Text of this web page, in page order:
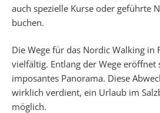
auch spezielle Kurse oder geführte
buchen.
Die Wege für das Nordic Walking in
vielfältig. Entlang der Wege eröffnet
imposantes Panorama. Diese
wirklich verdient, ein Urlaub im
möglich.